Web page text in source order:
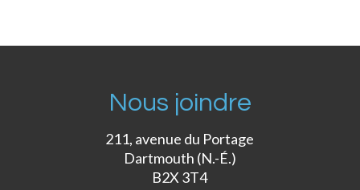
Nous joindre
211, avenue du Portage
Dartmouth (N.-É.)
B2X 3T4